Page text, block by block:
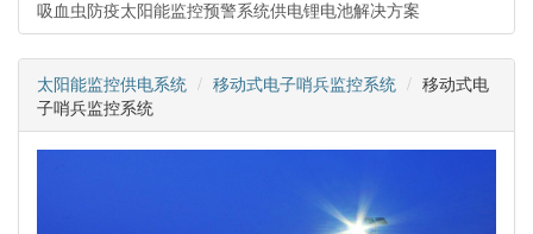
吸血虫防疫太阳能监控预警系统供电锂电池解决方案
太阳能监控供电系统 移动式电子哨兵监控系统
移动式电
子哨兵监控系统